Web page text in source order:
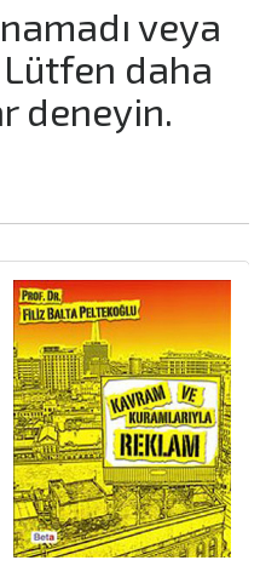
veya
Lütfen daha
deneyin.